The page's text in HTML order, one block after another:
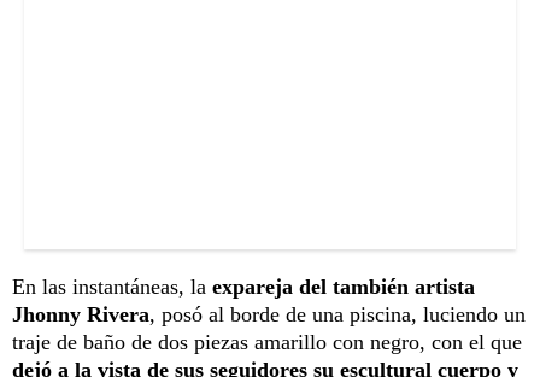
En las instantáneas, la expareja del también artista
Jhonny Rivera, posó al borde de una piscina, luciendo un
traje de baño de dos piezas amarillo con negro, con el que
dejó a la vista de sus seguidores su escultural cuerpo y